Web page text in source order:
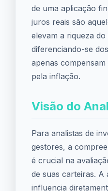
de uma aplicação
juros reais são
elevam a riqueza do
diferenciando-se
apenas
pela inflação.
Visão do
Para analistas de
gestores, a
é crucial na
de suas carteiras. A
influencia